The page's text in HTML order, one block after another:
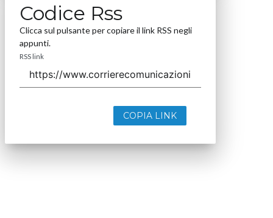
Codice Rss
Clicca sul pulsante per copiare il link RSS negli
appunti.
RSS link
COPIA LINK